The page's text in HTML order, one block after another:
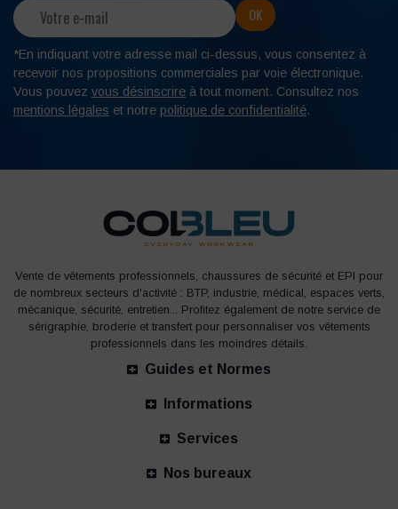
*En indiquant votre adresse mail ci-dessus, vous consentez à
recevoir nos propositions commerciales par voie électronique.
Vous pouvez vous désinscrire à tout moment. Consultez nos
mentions légales et notre politique de confidentialité.
Vente de vêtements professionnels, chaussures de sécurité et EPI pour
de nombreux secteurs d'activité : BTP, industrie, médical, espaces verts,
mécanique, sécurité, entretien... Profitez également de notre service de
sérigraphie, broderie et transfert pour personnaliser vos vêtements
professionnels dans les moindres détails.
Guides et Normes
Informations
Services
Nos bureaux